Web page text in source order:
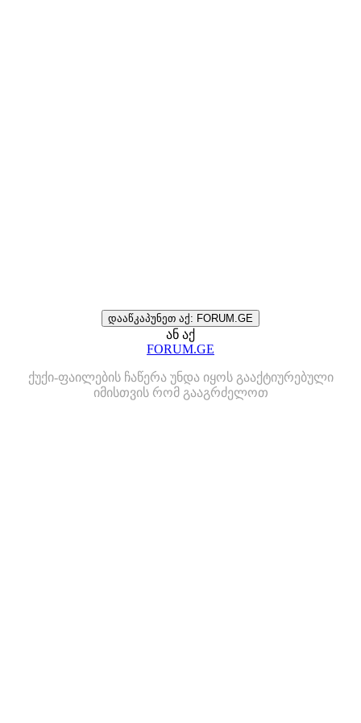
დააწკაპუნეთ აქ: FORUM.GE
ან აქ
FORUM.GE
ქუქი-ფაილების ჩაწერა უნდა იყოს გააქტიურებული
იმისთვის რომ გააგრძელოთ